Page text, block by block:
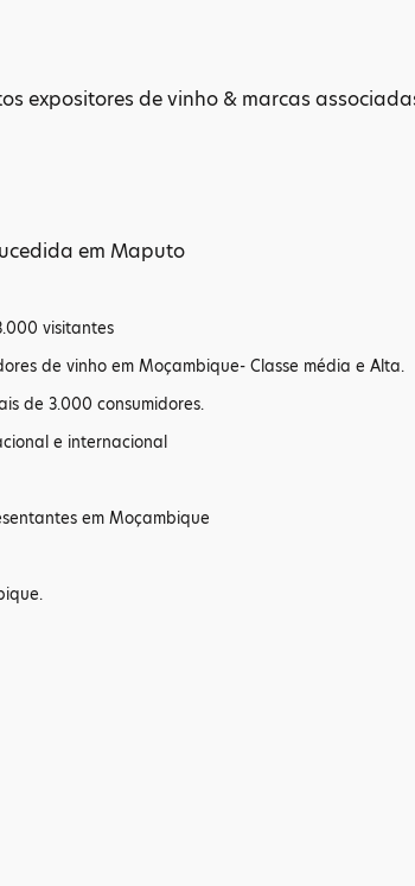
expositores de vinho & marcas
em Maputo
visitantes
de vinho em Moçambique- Classe média e Alta.
de 3.000 consumidores.
e internacional
em Moçambique